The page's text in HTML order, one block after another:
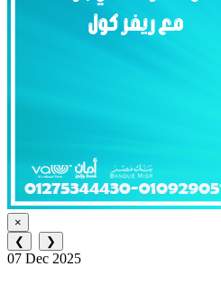
×
❮
❯
07 Dec 2025